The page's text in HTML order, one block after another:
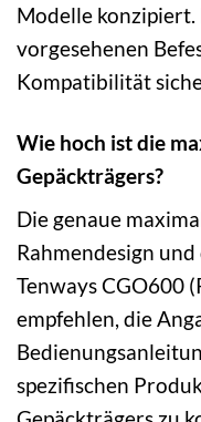
Modelle konzipiert.
vorgesehenen
Kompatibilität
Wie hoch ist die
Gepäckträgers?
Die genaue
Rahmendesign
Tenways CGO600
empfehlen, die
spezifischen